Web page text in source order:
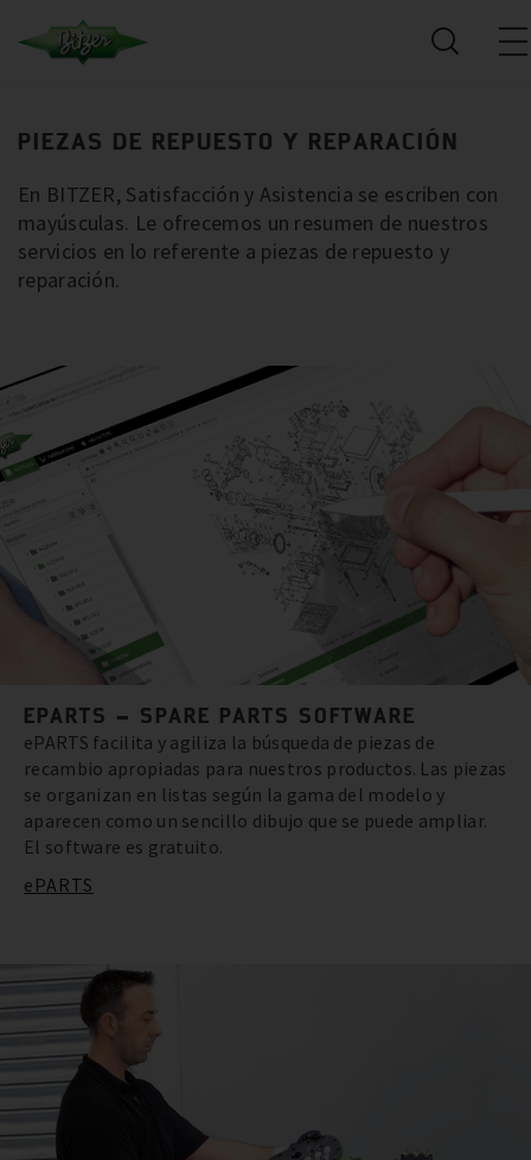
PIEZAS DE REPUESTO Y REPARACIÓN
En BITZER, Satisfacción y Asistencia se escriben con
mayúsculas. Le ofrecemos un resumen de nuestros
servicios en lo referente a piezas de repuesto y
reparación.
EPARTS – SPARE PARTS SOFTWARE
ePARTS facilita y agiliza la búsqueda de piezas de
recambio apropiadas para nuestros productos. Las piezas
se organizan en listas según la gama del modelo y
aparecen como un sencillo dibujo que se puede ampliar.
El software es gratuito.
ePARTS